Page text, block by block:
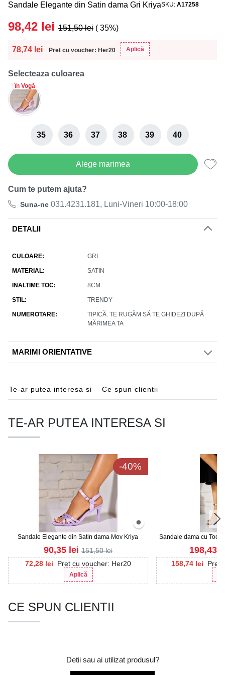
Sandale Elegante din Satin dama Gri KriyaSKU A17258
78,74 lei Pret cu voucher: Her20 Aplică
98,42 lei 151,50lei ( 35%)
Selecteaza culoarea
în Vogă
35 36 37 38 39 40
Alege marimea
Cum te putem ajuta?
Suna-ne 031.4231.181, Luni-Vineri 10:00-18:00
DETALII
CULOARE GRI
MATERIAL SATIN
INALTIME TOC 8CM
STIL TRENDY
NUMEROTARE
TIPICĂ. TE RUGĂM SĂ TE GHIDEZI DUPĂ
MĂRIMEA TA
MARIMI ORIENTATIVE
Te-ar putea interesa si Ce spun clientii
TE-AR PUTEA INTERESA SI
-40%
Sandale Elegante din Satin dama Mov Kriya
72,28 lei Pret cu voucher: Her20
Aplică
90,35 lei 151,50lei
Sandale dama cu Toc
158,74 lei Pret
198,43
CE SPUN CLIENTII
Detii sau ai utilizat produsul?